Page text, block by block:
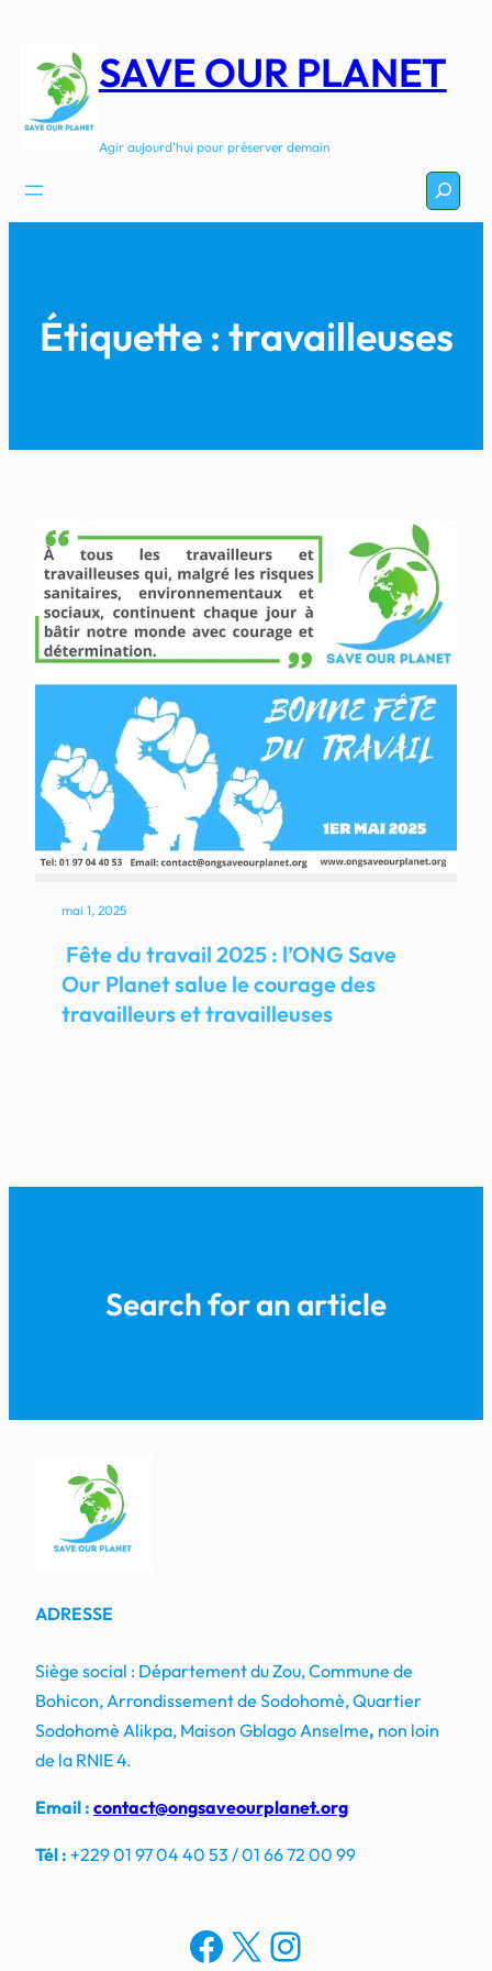
contenu
SAVE OUR PLANET
Agir aujourd'hui pour préserver demain
Étiquette : travailleuses
mai 1, 2025
Fête du travail 2025 : l’ONG Save
Our Planet salue le courage des
travailleurs et travailleuses
Search for an article
ADRESSE
Siège social : Département du Zou, Commune de
Bohicon, Arrondissement de Sodohomè, Quartier
Sodohomè Alikpa, Maison Gblago Anselme, non loin
de la RNIE 4.
Email : contact@ongsaveourplanet.org
Tél : +229 01 97 04 40 53 / 01 66 72 00 99
Facebook
X Instagram